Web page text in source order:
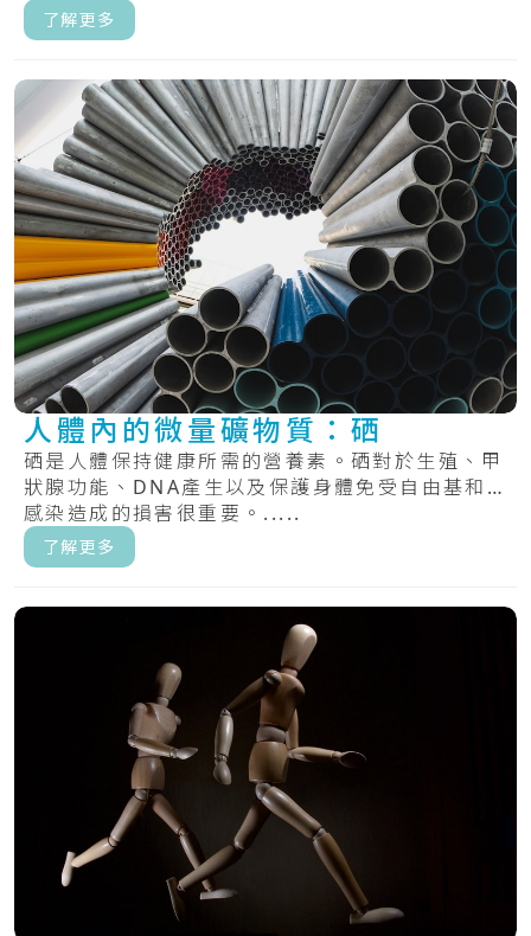
了解更多
人體內的微量礦物質：硒
硒是人體保持健康所需的營養素。硒對於生殖、甲
狀腺功能、DNA產生以及保護身體免受自由基和
感染造成的損害很重要。.....
了解更多